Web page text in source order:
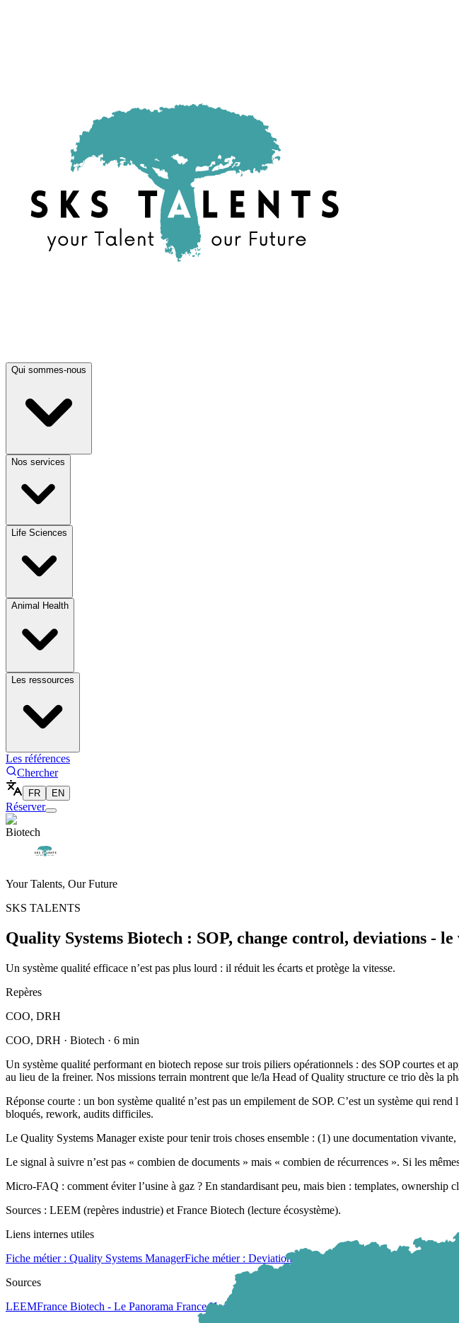
Qui sommes-nous
Nos services
Life Sciences
Animal Health
Les ressources
Les références
Chercher
FR EN
Réserver
Biotech
Your Talents, Our Future
SKS TALENTS
Quality Systems Biotech : SOP, change control, deviations -
Un système qualité efficace n’est pas plus lourd : il réduit les écarts et protège la vitesse.
Repères
COO, DRH
COO, DRH · Biotech · 6 min
Un système qualité performant en biotech repose sur trois piliers opérationnels : des SOP courtes
au lieu de la freiner. Nos missions terrain montrent que le/la Head of Quality structure ce trio dès la
Réponse courte : un bon système qualité n’est pas un empilement de SOP. C’est un système qui
bloqués, rework, audits difficiles.
Le Quality Systems Manager existe pour tenir trois choses ensemble : (1) une documentation
Le signal à suivre n’est pas « combien de documents » mais « combien de récurrences ». Si les
Micro-FAQ : comment éviter l’usine à gaz ? En standardisant peu, mais bien : templates, ownership
Sources : LEEM (repères industrie) et France Biotech (lecture écosystème).
Liens internes utiles
Fiche métier : Quality Systems ManagerFiche métier : Deviation & CAPA Manager
Sources
LEEMFrance Biotech - Le Panorama France HealthTech